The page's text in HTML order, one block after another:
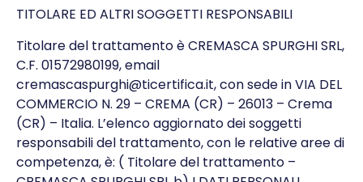
TITOLARE ED ALTRI SOGGETTI RESPONSABILI
Titolare del trattamento è CREMASCA SPURGHI SRL,
C.F. 01572980199, email
cremascaspurghi@ticertifica.it, con sede in VIA DEL
COMMERCIO N. 29 – CREMA (CR) – 26013 – Crema
(CR) – Italia. L’elenco aggiornato dei soggetti
responsabili del trattamento, con le relative aree di
competenza, è: ( Titolare del trattamento –